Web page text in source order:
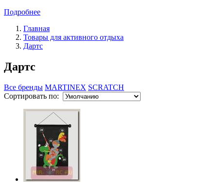
Подробнее
Главная
Товары для активного отдыха
Дартс
Дартс
Все бренды MARTINEX SCRATCH
Сортировать по: